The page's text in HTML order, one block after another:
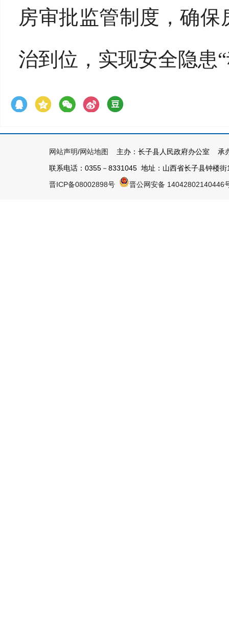
房审批监管制度，确
治到位，实现安全隐患
网站声明/网站地图
主办：长子县人民政府办公室 承
联系电话：0355－8331045 地址：山西省长子县钟楼
晋ICP备08002898号
晋公网安备 14042802140446